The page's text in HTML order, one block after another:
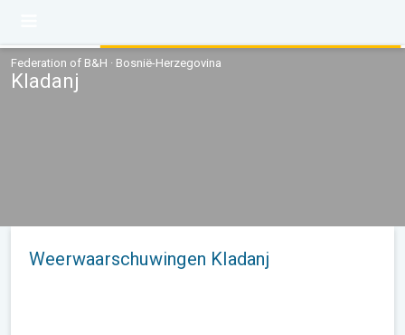
Federation of B&H · Bosnië-Herzegovina
Kladanj
Weerwaarschuwingen Kladanj